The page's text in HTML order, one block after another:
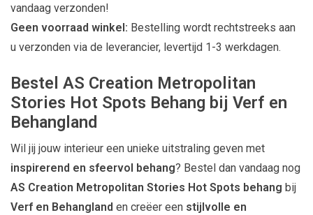
vandaag verzonden!
Geen voorraad winkel: Bestelling wordt rechtstreeks aan
u verzonden via de leverancier, levertijd 1-3 werkdagen.
Bestel AS Creation Metropolitan
Stories Hot Spots Behang bij Verf en
Behangland
Wil jij jouw interieur een unieke uitstraling geven met
inspirerend en sfeervol behang? Bestel dan vandaag nog
AS Creation Metropolitan Stories Hot Spots behang bij
Verf en Behangland en creëer een stijlvolle en